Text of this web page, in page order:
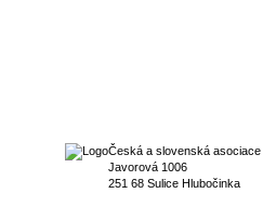
Česká a slovenská
Javorová 1006
251 68 Sulice Hlubočinka